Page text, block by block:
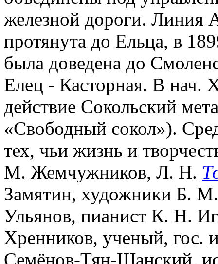
железной дороги. Линия
протянута до Ельца, в
была доведена до
Елец - Касторная. В нач.
действие Сокольский
«Свободный сокол»).
тех, чьи жизнь и
М. Жемчужников, Л. Н.
Замятин, художники Б.
Ульянов, пианист К. Н.
Хренников, ученый, гос.
Семёнов-Тян-Шанский,